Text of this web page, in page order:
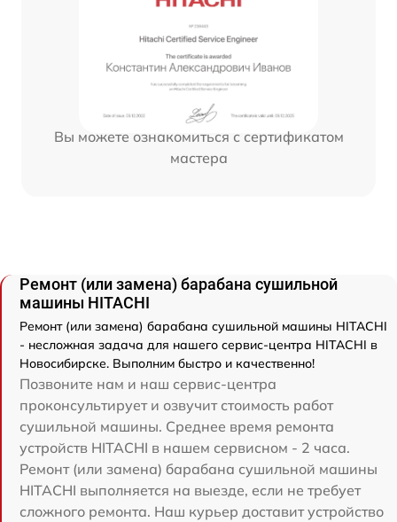
Вы можете ознакомиться с сертификатом
мастера
Ремонт (или замена) барабана сушильной
машины HITACHI
Ремонт (или замена) барабана сушильной машины HITACHI
- несложная задача для нашего сервис-центра HITACHI в
Новосибирске. Выполним быстро и качественно!
Позвоните нам и наш сервис-центра
проконсультирует и озвучит стоимость работ
сушильной машины. Среднее время ремонта
устройств HITACHI в нашем сервисном - 2 часа.
Ремонт (или замена) барабана сушильной машины
HITACHI выполняется на выезде, если не требует
сложного ремонта. Наш курьер доставит устройство